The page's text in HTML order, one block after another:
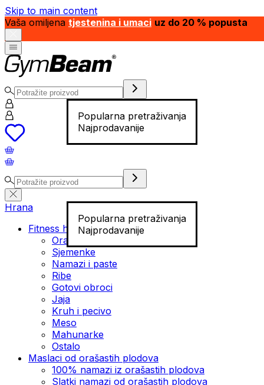
Skip to main content
Vaša omiljena tjestenina i umaci uz do 20 % popusta
Popularna pretraživanja
Najprodavanije
Popularna pretraživanja
Najprodavanije
Hrana
Fitness hrana
Orašasti plodovi
Sjemenke
Namazi i paste
Ribe
Gotovi obroci
Jaja
Kruh i pecivo
Meso
Mahunarke
Ostalo
Maslaci od orašastih plodova
100% namazi iz orašastih plodova
Slatki namazi od orašastih plodova